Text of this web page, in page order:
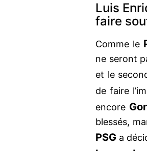
Luis
faire
Comme le
ne seront
et le
de faire
encore
blessés,
PSG a